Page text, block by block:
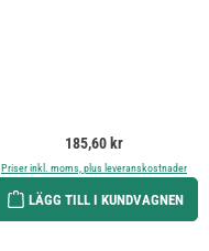
Ordinarie pris:
185,60 kr
Priser inkl. moms, plus leveranskostnader
LÄGG TILL I KUNDVAGNEN